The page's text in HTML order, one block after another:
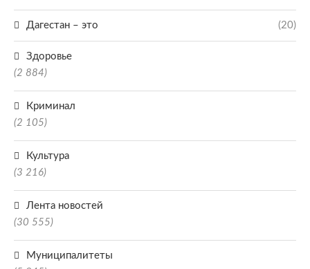
Дагестан – это (20)
Здоровье
(2 884)
Криминал
(2 105)
Культура
(3 216)
Лента новостей
(30 555)
Муниципалитеты